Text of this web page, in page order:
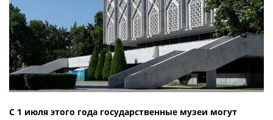
С 1 июля этого года государственные музеи могут